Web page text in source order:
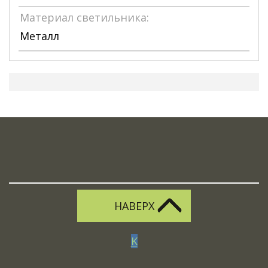
Материал светильника:
Металл
НАВЕРХ
K